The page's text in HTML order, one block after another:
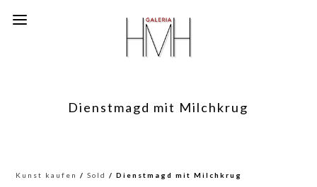
Dienstmagd mit Milchkrug
Kunst kaufen /Sold / Dienstmagd mit Milchkrug